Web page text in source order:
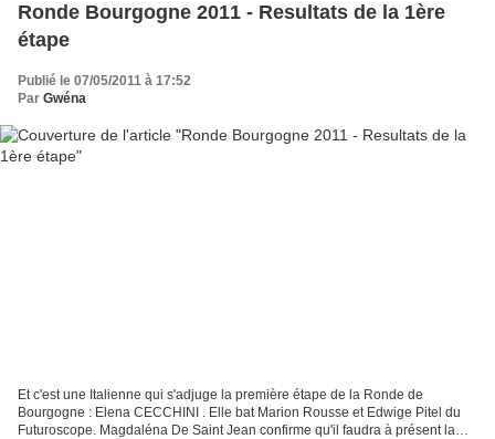
Ronde Bourgogne 2011 - Resultats de la 1ère
étape
Publié le 07/05/2011 à 17:52
Par Gwéna
Et c'est une Italienne qui s'adjuge la première étape de la Ronde de
Bourgogne : Elena CECCHINI . Elle bat Marion Rousse et Edwige Pitel du
Futuroscope. Magdaléna De Saint Jean confirme qu'il faudra à présent la